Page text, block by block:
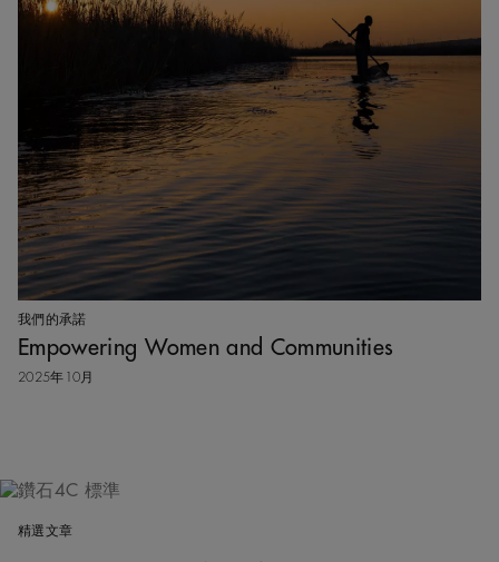
我們的承諾
Empowering Women and Communities
2025年10月
精選文章